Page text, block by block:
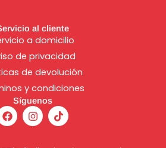
al cliente
a domicilio
de privacidad
de devolución
y condiciones
Síguenos
F
a
c
I
n
s
T
i
k